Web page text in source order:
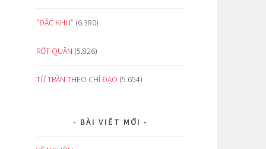
“ĐẶC KHU” (6.380)
RỚT QUẦN (5.826)
TỪ TRẦN THEO CHỈ ĐẠO (5.654)
BÀI VIẾT MỚI